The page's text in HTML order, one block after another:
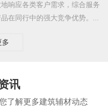
响应各类客户需求，综合服务
在同行中的强大竞争优势。...
多
讯